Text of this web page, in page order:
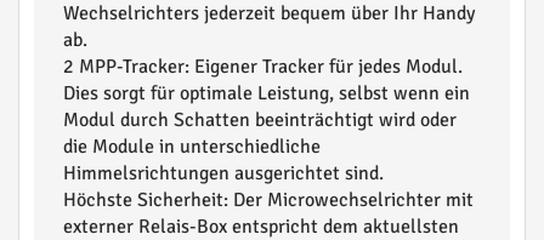
Wechselrichters jederzeit bequem über Ihr Handy
ab.
2 MPP-Tracker: Eigener Tracker für jedes Modul.
Dies sorgt für optimale Leistung, selbst wenn ein
Modul durch Schatten beeinträchtigt wird oder
die Module in unterschiedliche
Himmelsrichtungen ausgerichtet sind.
Höchste Sicherheit: Der Microwechselrichter mit
externer Relais-Box entspricht dem aktuellsten